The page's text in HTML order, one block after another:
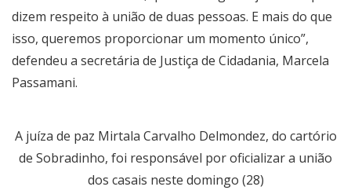
dizem respeito à união de duas pessoas. E mais do que
isso, queremos proporcionar um momento único”,
defendeu a secretária de Justiça de Cidadania, Marcela
Passamani.
A juíza de paz Mirtala Carvalho Delmondez, do cartório
de Sobradinho, foi responsável por oficializar a união
dos casais neste domingo (28)